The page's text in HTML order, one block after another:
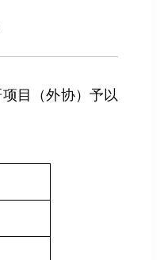
目（外协）予以